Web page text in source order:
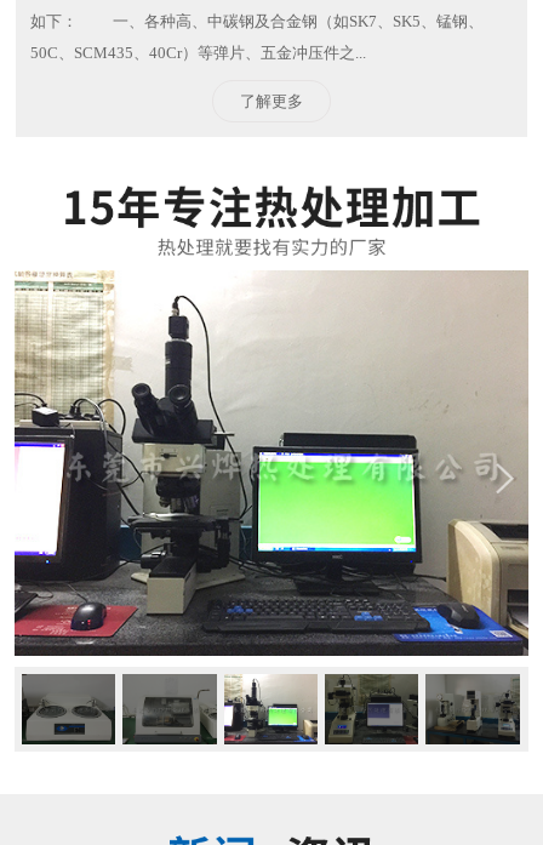
如下： 一、各种高、中碳钢及合金钢（如SK7、SK5、锰钢、
50C、SCM435、40Cr）等弹片、五金冲压件之...
了解更多